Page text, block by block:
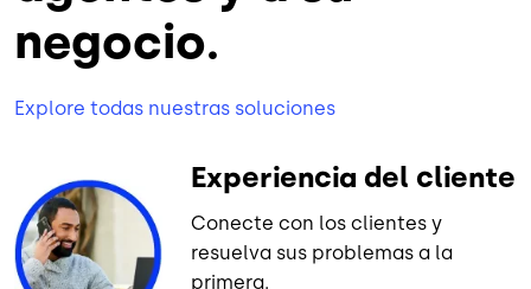
negocio.
Explore todas nuestras soluciones
Experiencia del cliente
Conecte con los clientes y
resuelva sus problemas a la
primera.